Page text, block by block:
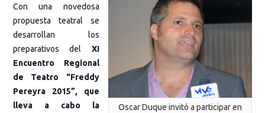
Oscar Duque invitó a participar en
Con una novedosa
propuesta teatral se
desarrollan los
preparativos del XI
Encuentro Regional
de Teatro “Freddy
Pereyra 2015”, que
lleva a cabo la